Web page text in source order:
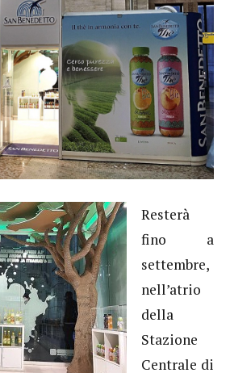
Resterà
fino a
settembre,
nell’atrio
della
Stazione
Centrale di